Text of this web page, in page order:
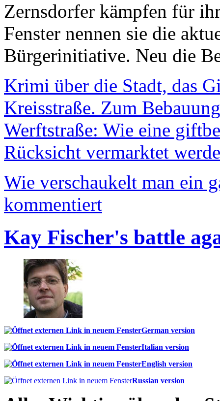
Zernsdorfer kämpfen für
Fenster nennen sie die
Bürgerinitiative. Neu die
Krimi über die Stadt, das
Kreisstraße. Zum
Werftstraße: Wie eine
Rücksicht vermarktet
Wie verschaukelt man ein
kommentiert
Kay Fischer's battle
German version
Italian version
English version
Russian version